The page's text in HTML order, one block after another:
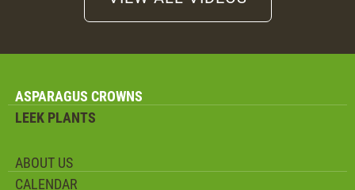
VARIETY SELECTOR
ASPARAGUS CROWNS
LEEK PLANTS
ABOUT US
CALENDAR